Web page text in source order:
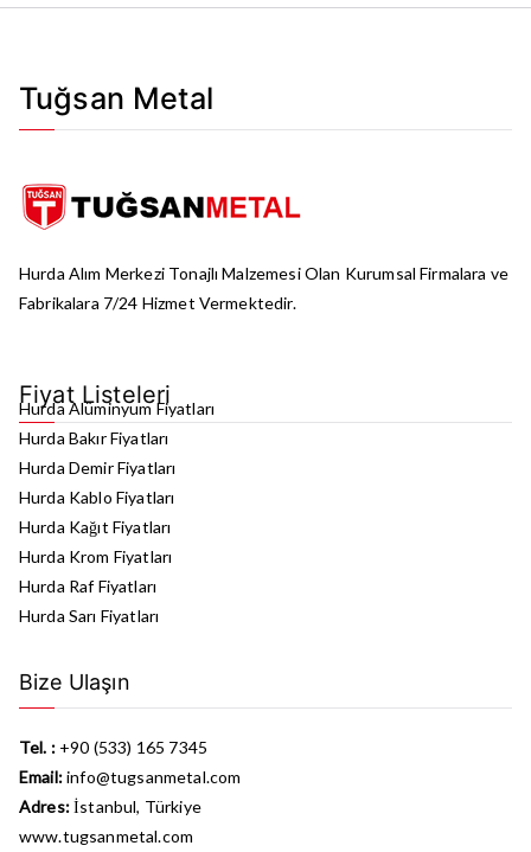
Tuğsan Metal
Hurda Alım Merkezi Tonajlı Malzemesi Olan Kurumsal Firmalara ve
Fabrikalara 7/24 Hizmet Vermektedir.
Fiyat Listeleri
Hurda Alüminyum Fiyatları
Hurda Bakır Fiyatları
Hurda Demir Fiyatları
Hurda Kablo Fiyatları
Hurda Kağıt Fiyatları
Hurda Krom Fiyatları
Hurda Raf Fiyatları
Hurda Sarı Fiyatları
Bize Ulaşın
Tel. :+90 (533) 165 7345
Email:info@tugsanmetal.com
Adres:İstanbul, Türkiye
www.tugsanmetal.com